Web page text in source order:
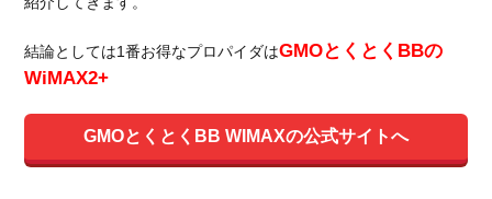
結論としては1番お得なプロパイダはGMOとくとくBBの
WiMAX2+
GMOとくとくBB WIMAXの公式サイトへ